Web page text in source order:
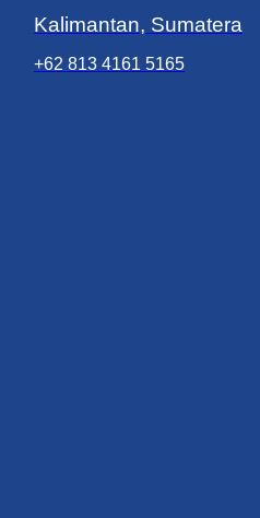
Kalimantan, Sumatera
+62 813 4161 5165